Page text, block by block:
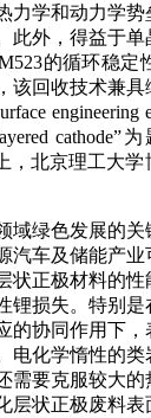
力学和动力学
此外，得益于
的循环稳定
该回收技术兼具
engineering
上，北京理工大
域绿色发展的
汽车及储能产
状正极材料的
锂损失。特别
的协同作用下
电化学惰性的
需要克服较大
层状正极废料